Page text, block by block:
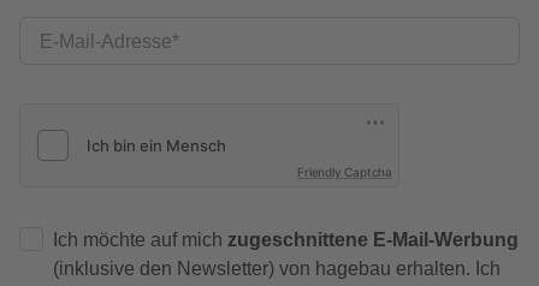
E-Mail-Adresse
Friendly Captcha
Ich möchte auf mich zugeschnittene E-Mail-Werbung
(inklusive den Newsletter) von hagebau erhalten. Ich